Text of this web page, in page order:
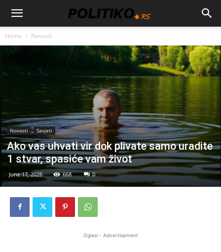
Home Novosti
Novosti Savjeti
Ako vas uhvati vir dok plivate samo uradite
1 stvar, spasiće vam život
June 17, 2026 668 0
Oglasi - Advertisement